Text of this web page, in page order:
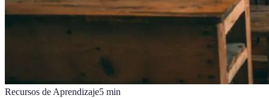
Recursos de Aprendizaje5 min